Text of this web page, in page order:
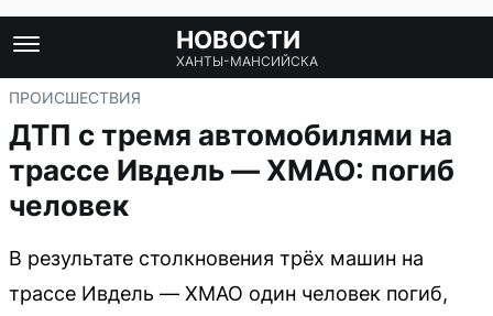
НОВОСТИ
ХАНТЫ-МАНСИЙСКА
ПРОИСШЕСТВИЯ
ДТП с тремя автомобилями на
трассе Ивдель — ХМАО: погиб
человек
В результате столкновения трёх машин на
трассе Ивдель — ХМАО один человек погиб,